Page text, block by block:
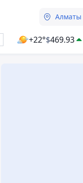
Алматы
+22°$469.93